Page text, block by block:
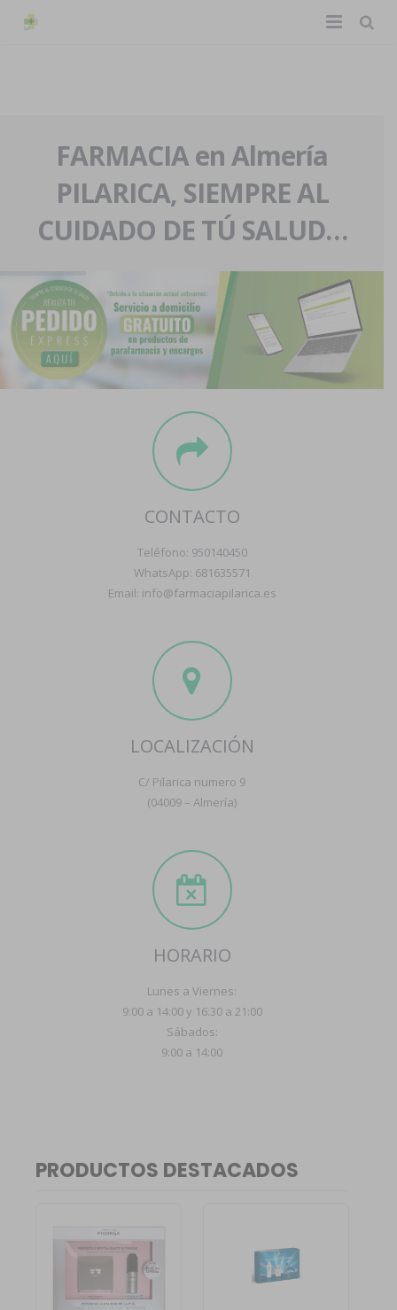
La farmacia
Nuestra historia
Nuestro equipo
Eventos
Servicios y reservas
Pedidos express
Blog
Contacto
Boletín
FARMACIA en Almería
PILARICA, SIEMPRE AL
CUIDADO DE TÚ SALUD…
CONTACTO
Teléfono: 950140450
WhatsApp: 681635571
Email: info@farmaciapilarica.es
LOCALIZACIÓN
C/ Pilarica numero 9
(04009 – Almería)
HORARIO
Lunes a Viernes:
9:00 a 14:00 y 16:30 a 21:00
Sábados:
9:00 a 14:00